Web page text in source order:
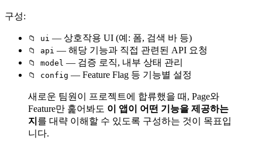
구성:
📁 ui — 상호작용 UI (예: 폼, 검색 바 등)
📁 api — 해당 기능과 직접 관련된 API 요청
📁 model — 검증 로직, 내부 상태 관리
📁 config — Feature Flag 등 기능별 설정
새로운 팀원이 프로젝트에 합류했을 때, Page와
Feature만 훑어봐도 이 앱이 어떤 기능을 제공하는
지 를 대략 이해할 수 있도록 구성하는 것이 목표입
니다.